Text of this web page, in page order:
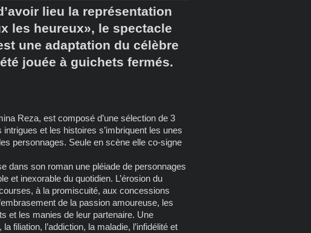
lieu la représentation
les heureux», le spectacle
une adaptation du célèbre
été jouée à guichets fermés.
Reza, est composé d’une sélection de 3
et les histoires s’imbriquent les unes
personnages. Seule en scène elle co-signe
dans son roman une pléiade de personnages
et inexorable du quotidien. L’érosion du
à la promiscuité, aux concessions
de la passion amoureuse, les
et les manies de leur partenaire. Une
filiation, l’addiction, la maladie, l’infidélité et